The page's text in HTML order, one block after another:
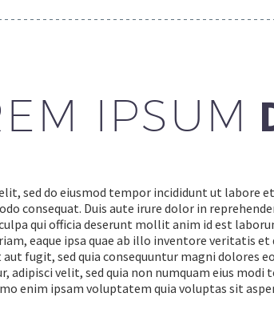
IPSUM
sed do eiusmod tempor incididunt ut labore
consequat. Duis aute irure dolor in
qui officia deserunt mollit anim id est
eaque ipsa quae ab illo inventore veritatis
fugit, sed quia consequuntur magni dolores
adipisci velit, sed quia non numquam eius
enim ipsam voluptatem quia voluptas sit